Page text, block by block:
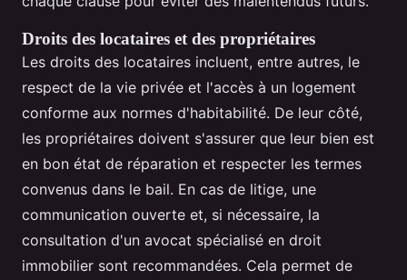
Droits des locataires et des propriétaires
Les droits des locataires incluent, entre autres, le
respect de la vie privée et l'accès à un logement
conforme aux normes d'habitabilité. De leur côté,
les propriétaires doivent s'assurer que leur bien est
en bon état de réparation et respecter les termes
convenus dans le bail. En cas de litige, une
communication ouverte et, si nécessaire, la
consultation d'un avocat spécialisé en droit
immobilier sont recommandées. Cela permet de